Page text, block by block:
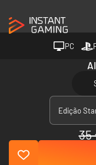
PC
Edição
35